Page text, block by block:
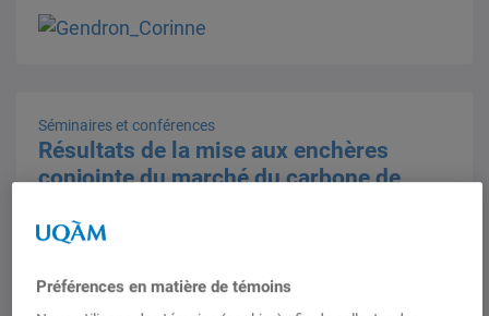
Séminaires et conférences
Résultats de la mise aux enchères
conjointe du marché du carbone de
intérieure de la Californie et du Québec
Préférences en matière de témoins